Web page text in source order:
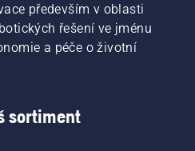
především v oblasti
řešení ve jménu
a péče o životní
sortiment